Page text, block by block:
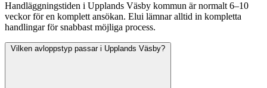
Handläggningstiden i Upplands Väsby kommun är normalt 6–10
veckor för en komplett ansökan. Elui lämnar alltid in kompletta
handlingar för snabbast möjliga process.
Vilken avloppstyp passar i Upplands Väsby?